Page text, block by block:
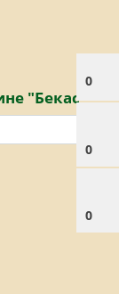
0
0
0
"Бекас"